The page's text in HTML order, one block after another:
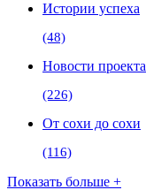
Истории успеха
(48)
Новости проекта
(226)
От сохи до сохи
(116)
Показать больше +